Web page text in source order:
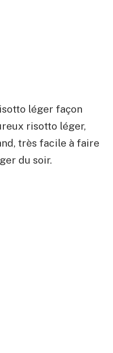
léger façon
risotto léger,
très facile à faire
du soir.